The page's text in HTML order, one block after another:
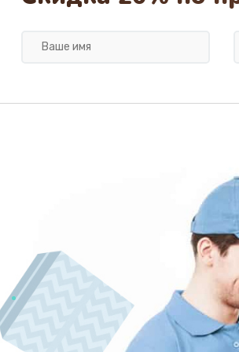
Замена клапана термоблока
Ремонт блока помола
Замена трубок гидравлики